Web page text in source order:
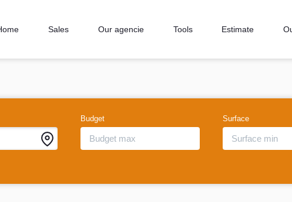
Sales Our agencie Tools Estimate
Budget Surface